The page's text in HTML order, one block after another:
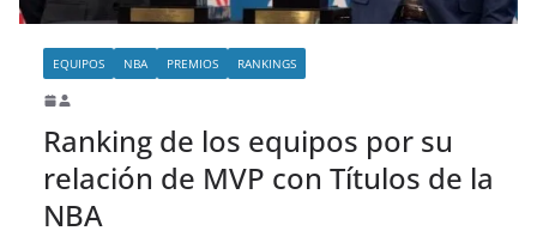
EQUIPOS NBA PREMIOS RANKINGS
Ranking de los equipos por su
relación de MVP con Títulos de la
NBA